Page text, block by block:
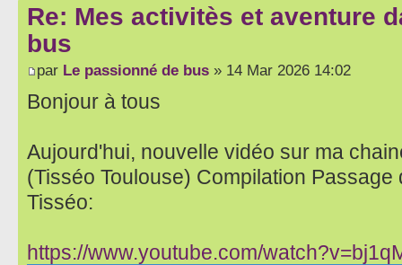
Re: Mes activitès et aventure
bus
par Le passionné de bus » 14 Mar 2026 14:02
Bonjour à tous
Aujourd'hui, nouvelle vidéo sur ma
(Tisséo Toulouse) Compilation
Tisséo:
https://www.youtube.com/